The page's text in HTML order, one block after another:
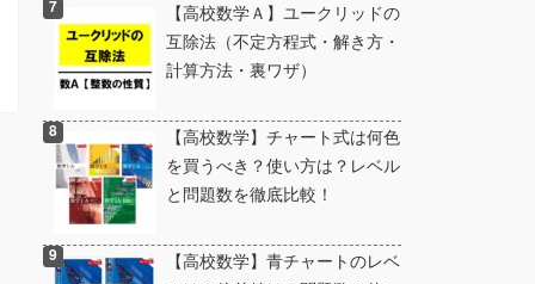
【高校数学Ａ】ユークリッドの
互除法（不定方程式・解き方・
計算方法・裏ワザ）
【高校数学】チャート式は何色
を買うべき？使い方は？レベル
と問題数を徹底比較！
【高校数学】青チャートのレベ